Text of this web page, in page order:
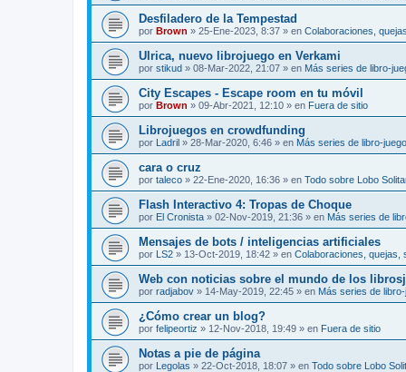
Desfiladero de la Tempestad
por Brown » 25-Ene-2023, 8:37 » en Colaboraciones,
Ulrica, nuevo librojuego en Verkami
por stikud » 08-Mar-2022, 21:07 » en Más series de libro-
City Escapes - Escape room en tu móvil
por Brown » 09-Abr-2021, 12:10 » en Fuera de sitio
Librojuegos en crowdfunding
por Ladril » 28-Mar-2020, 6:46 » en Más series de libro-
cara o cruz
por taleco » 22-Ene-2020, 16:36 » en Todo sobre Lobo
Flash Interactivo 4: Tropas de Choque
por El Cronista » 02-Nov-2019, 21:36 » en Más series de
Mensajes de bots / inteligencias artificiales
por LS2 » 13-Oct-2019, 18:42 » en Colaboraciones, quejas,
Web con noticias sobre el mundo de los
por radjabov » 14-May-2019, 22:45 » en Más series de
¿Cómo crear un blog?
por felipeortiz » 12-Nov-2018, 19:49 » en Fuera de sitio
Notas a pie de página
por Legolas » 22-Oct-2018, 18:07 » en Todo sobre Lobo